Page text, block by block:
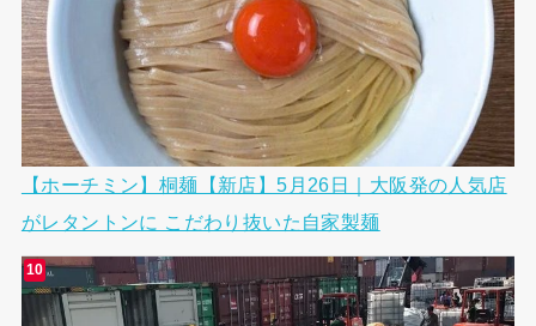
【ホーチミン】桐麺【新店】5月26日｜大阪発の人気店
がレタントンに こだわり抜いた自家製麺